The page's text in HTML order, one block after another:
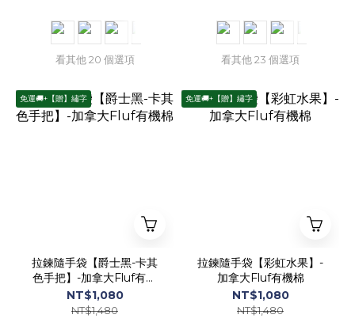
看其他 20 個選項 看其他 23 個選項
免運🚚+【贈】繡字
拉鍊隨手袋【爵士黑-卡其
色手把】-加拿大Fluf有機
棉
NT$1,080
NT$1,480
免運🚚+【贈】繡字
拉鍊隨手袋【彩虹水果】-
加拿大Fluf有機棉
NT$1,080
NT$1,480